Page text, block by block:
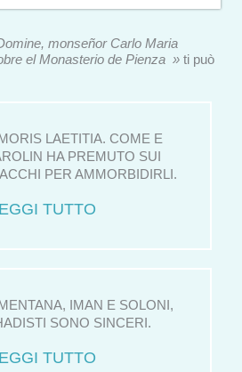
monseñor Carlo Maria
el Monasterio de Pienza » ti può
LAETITIA. COME E
HA PREMUTO SUI
PER AMMORBIDIRLI.
TUTTO
IMAN E SOLONI,
SONO SINCERI.
TUTTO